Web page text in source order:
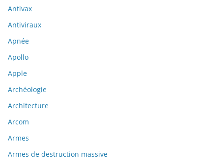
Antivax
Antiviraux
Apnée
Apollo
Apple
Archéologie
Architecture
Arcom
Armes
Armes de destruction massive